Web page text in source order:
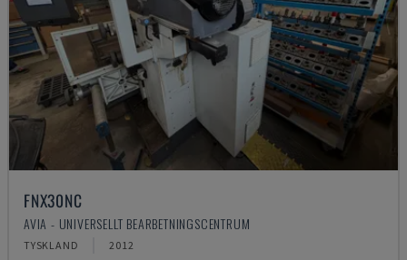
FNX30NC
AVIA - UNIVERSELLT BEARBETNINGSCENTRUM
TYSKLAND 2012